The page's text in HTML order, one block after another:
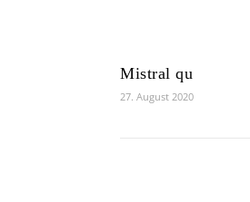
Mistral qu
27. August 2020